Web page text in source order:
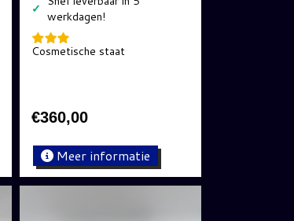
✓
Cosmetische staat
€360,00
Meer informatie